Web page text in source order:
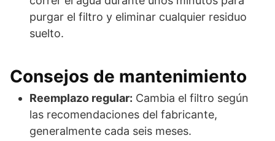
purgar el filtro y eliminar cualquier residuo
suelto.
Consejos de mantenimiento
Reemplazo regular: Cambia el filtro según
las recomendaciones del fabricante,
generalmente cada seis meses.